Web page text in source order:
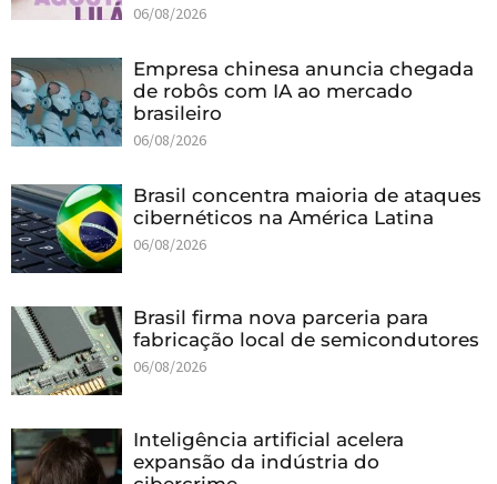
06/08/2026
Empresa chinesa anuncia chegada
de robôs com IA ao mercado
brasileiro
06/08/2026
Brasil concentra maioria de ataques
cibernéticos na América Latina
06/08/2026
Brasil firma nova parceria para
fabricação local de semicondutores
06/08/2026
Inteligência artificial acelera
expansão da indústria do